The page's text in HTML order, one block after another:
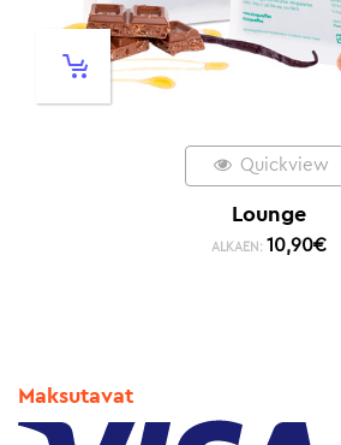
Quickview
Lounge
ALKAEN: 10,90€
Maksutavat